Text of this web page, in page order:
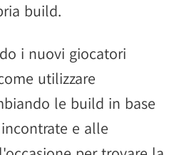
build.
i nuovi giocatori
utilizzare
le build in base
e alle